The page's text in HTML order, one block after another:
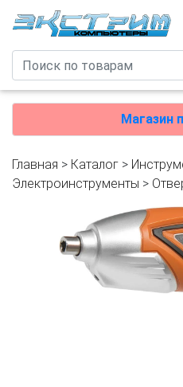
Магазин
Главная > Каталог >
Электроинструменты >